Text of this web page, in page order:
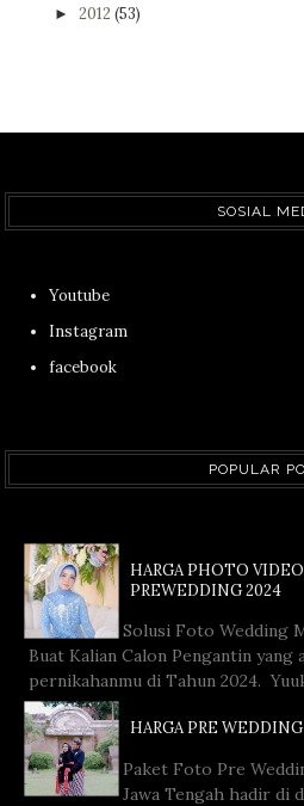
► 2012 (53)
SOSIAL
Youtube
Instagram
facebook
POPULAR
HARGA PHOTO
PREWEDDING 2024
Solusi Foto Wedding
Buat Kalian Calon Pengantin yang
pernikahanmu di Tahun 2024.
HARGA PRE
Paket Foto Pre
Jawa Tengah hadir di